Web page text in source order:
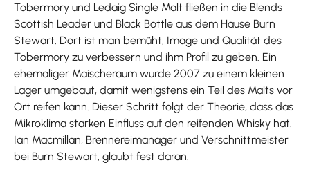
Tobermory und Ledaig Single Malt fließen in die Blends
Scottish Leader und Black Bottle aus dem Hause Burn
Stewart. Dort ist man bemüht, Image und Qualität des
Tobermory zu verbessern und ihm Profil zu geben. Ein
ehemaliger Maischeraum wurde 2007 zu einem kleinen
Lager umgebaut, damit wenigstens ein Teil des Malts vor
Ort reifen kann. Dieser Schritt folgt der Theorie, dass das
Mikroklima starken Einfluss auf den reifenden Whisky hat.
Ian Macmillan, Brennereimanager und Verschnittmeister
bei Burn Stewart, glaubt fest daran.